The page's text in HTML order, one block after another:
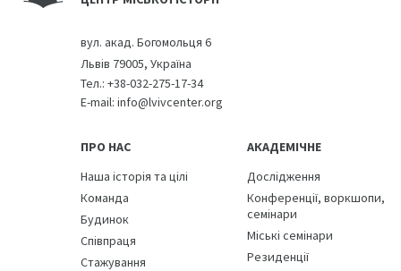
вул. акад. Богомольця 6
Львів 79005, Україна
Тел.: +38-032-275-17-34
E-mail: info@lvivcenter.org
ПРО НАС
Наша історія та цілі
Команда
Будинок
Співпраця
Стажування
АКАДЕМІЧНЕ
Дослідження
Конференції, воркшопи,
семінари
Міські семінари
Резиденції